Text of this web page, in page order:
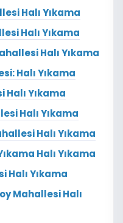
Halı Yıkama
Halı Yıkama
Halı Yıkama
Halı Yıkama
Yıkama
Halı Yıkama
Halı Yıkama
Halı Yıkama
Halı Yıkama
Mahallesi Halı